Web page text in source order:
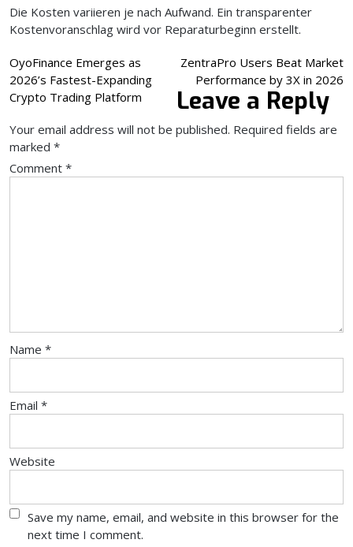
Die Kosten variieren je nach Aufwand. Ein transparenter
Kostenvoranschlag wird vor Reparaturbeginn erstellt.
Post
navigation
OyoFinance Emerges as
2026’s Fastest-Expanding
Crypto Trading Platform
ZentraPro Users Beat Market
Performance by 3X in 2026
Leave a Reply
Your email address will not be published. Required fields are
marked *
Comment *
Name *
Email *
Website
Save my name, email, and website in this browser for the
next time I comment.